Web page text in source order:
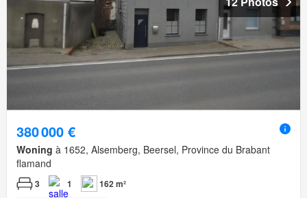
380 000 €
Woning à 1652, Alsemberg, Beersel, Province du Brabant
flamand
3 1 162 m²